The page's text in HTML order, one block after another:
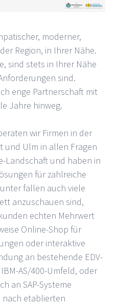
moderner,
Region, in Ihrer Nähe.
sind stets in Ihrer Nähe
sind.
enge Partnerschaft mit
Jahre hinweg.
wir Firmen in der
und Ulm in allen Fragen
Landschaft und haben in
für zahlreiche
fallen auch viele
anzuschauen sind,
echten Mehrwert
Online-Shop für
oder interaktive
an bestehende EDV-
AS/400-Umfeld, oder
an SAP-Systeme
etablierten